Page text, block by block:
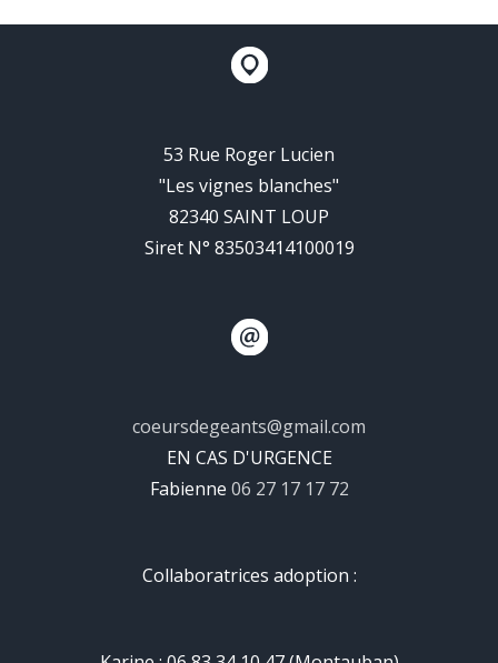
53 Rue Roger Lucien
"Les vignes blanches"
82340 SAINT LOUP
Siret N° 83503414100019
coeursdegeants@gmail.com
EN CAS D'URGENCE
Fabienne 06 27 17 17 72
Collaboratrices adoption :